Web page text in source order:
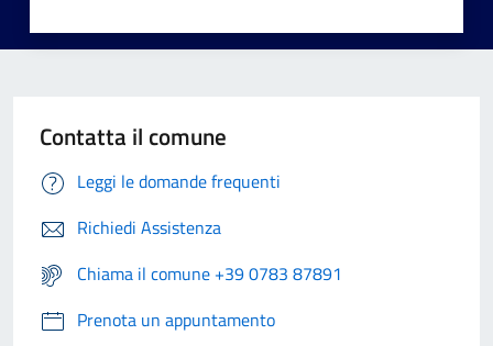
Contatta il comune
Leggi le domande frequenti
Richiedi Assistenza
Chiama il comune +39 0783 87891
Prenota un appuntamento